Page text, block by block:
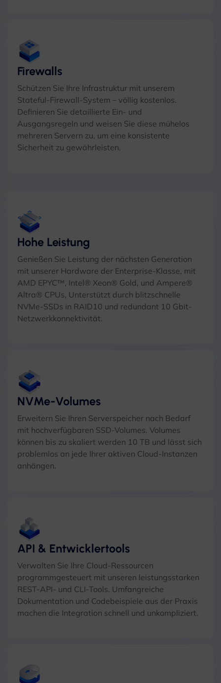
Firewalls
Schützen Sie Ihre Infrastruktur mit unserem
Stateful-Firewall-System – völlig kostenlos.
Definieren Sie detaillierte Ein- und
Ausgangsregeln und weisen Sie diese mühelos
mehreren Servern zu, um eine konsistente
Sicherheit zu gewährleisten.
Hohe Leistung
Genießen Sie Leistung der nächsten Generation
mit unserer Hardware der Enterprise-Klasse, mit
AMD EPYC™, Intel® Xeon® Gold, und Ampere®
Altra® CPUs, Unterstützt durch blitzschnelle
NVMe-SSDs in RAID10 und redundant 10 Gbit-
Netzwerkkonnektivität.
NVMe-Volumes
Erweitern Sie Ihren Serverspeicher nach Bedarf
mit hochverfügbaren SSD-Volumes. Volumes
können bis zu skaliert werden 10 TB und lässt sich
problemlos an jede Ihrer aktiven Cloud-Instanzen
anhängen.
API & Entwicklertools
Verwalten Sie Ihre Cloud-Ressourcen
programmgesteuert mit unseren leistungsstarken
REST-API- und CLI-Tools. Umfangreiche
Dokumentation und Codebeispiele aus der Praxis
machen die Integration schnell und unkompliziert.